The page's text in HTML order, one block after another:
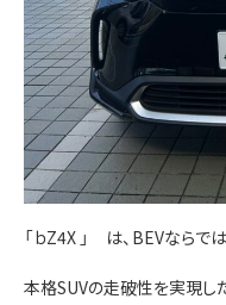
「ｂZ4X 」 は、 BEVならで
本格SUVの走破性を実現し